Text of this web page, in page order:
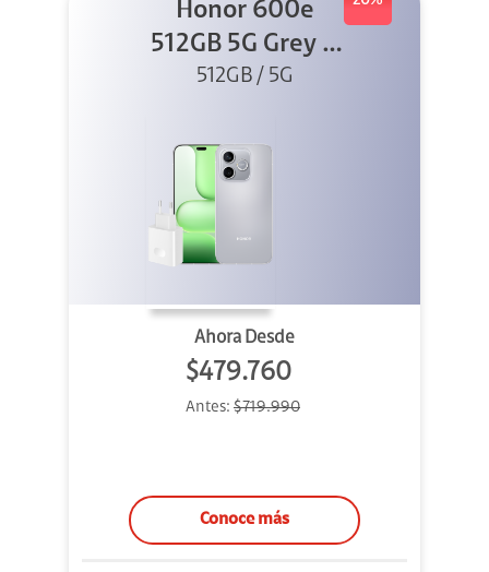
Honor 600e
512GB 5G Grey +
45W
512GB / 5G
Ahora Desde
$479.760
Antes: $719.990
Conoce más